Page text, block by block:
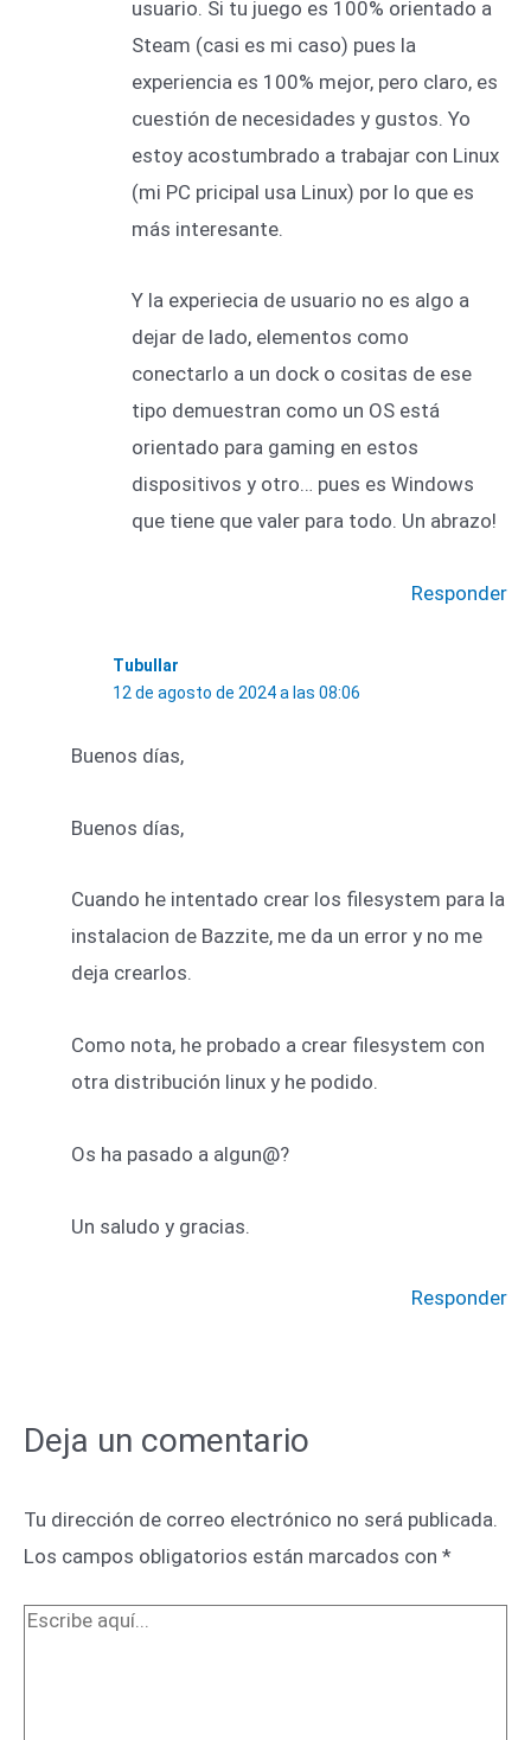
usuario. Si tu juego es 100% orientado a
Steam (casi es mi caso) pues la
experiencia es 100% mejor, pero claro, es
cuestión de necesidades y gustos. Yo
estoy acostumbrado a trabajar con Linux
(mi PC pricipal usa Linux) por lo que es
más interesante.
Y la experiecia de usuario no es algo a
dejar de lado, elementos como
conectarlo a un dock o cositas de ese
tipo demuestran como un OS está
orientado para gaming en estos
dispositivos y otro… pues es Windows
que tiene que valer para todo. Un abrazo!
Responder
Tubullar
12 de agosto de 2024 a las 08:06
Buenos días,
Buenos días,
Cuando he intentado crear los filesystem para la
instalacion de Bazzite, me da un error y no me
deja crearlos.
Como nota, he probado a crear filesystem con
otra distribución linux y he podido.
Os ha pasado a algun@?
Un saludo y gracias.
Responder
Deja un comentario
Tu dirección de correo electrónico no será publicada.
Los campos obligatorios están marcados con *
Escribe